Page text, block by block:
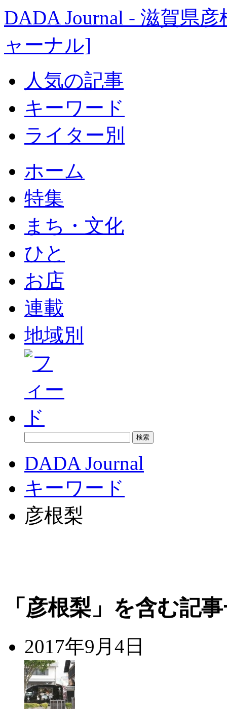
DADA Journal - 滋賀県
ャーナル]
人気の記事
キーワード
ライター別
ホーム
特集
まち・文化
ひと
お店
連載
地域別
DADA Journal
キーワード
彦根梨
「彦根梨」を含む記
2017年9月4日